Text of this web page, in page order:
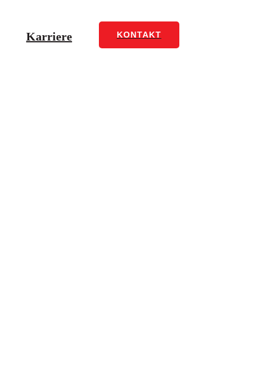
Karriere KONTAKT